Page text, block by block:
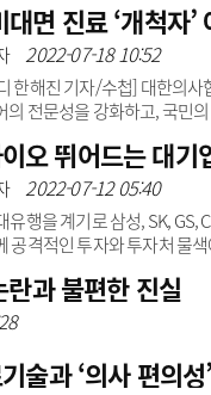
대한한의사협회·대한병원협
립되지 않자 보건노조는 “의
비난 수위를 높였다. 하지만
면 진료 ‘개척자’
2022-07-18 10:52
한해진 기자/수첩] 대한의
의 전문성을 강화하고, 국민
한 정부사업에 적극 대응하
를 내세웠다. 전화처방이 시
도 의협은 “합리적 검토 없는
오 뛰어드는 대기
2022-07-12 05:40
유행을 계기로 삼성, SK,
공격적인 투자와 투자처 물
오로직스는 삼성이 닦아 놓
에 기시감이 든다. 2000년
과 불편한 진실
술과 ‘의사 편의성’